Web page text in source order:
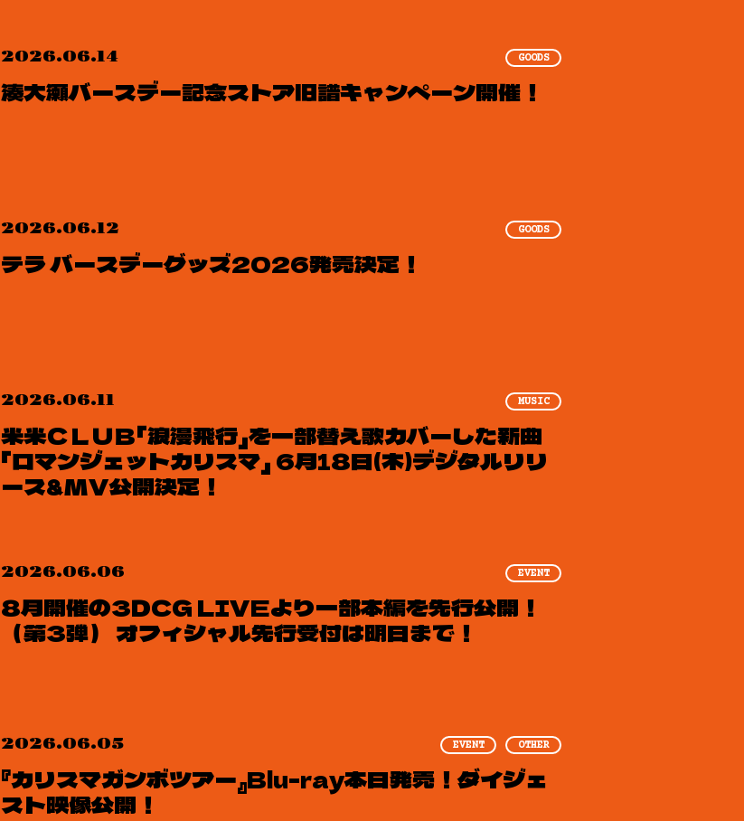
2026.06.14
湊大瀬バースデー記念ストア旧譜キャンペーン開催！
GOODS
2026.06.12
テラ バースデーグッズ2026発売決定！
GOODS
2026.06.11
米米ＣＬＵＢ「浪漫飛行」を一部替え歌カバーした新曲
「ロマンジェットカリスマ」 6月18日(木)デジタルリリ
ース&MV公開決定！
MUSIC
2026.06.06
8月開催の3DCG LIVEより一部本編を先行公開！
（第3弾） オフィシャル先行受付は明日まで！
EVENT
2026.06.05
『カリスマガンボツアー』Blu-ray本日発売！ダイジェ
スト映像公開！
EVENT OTHER